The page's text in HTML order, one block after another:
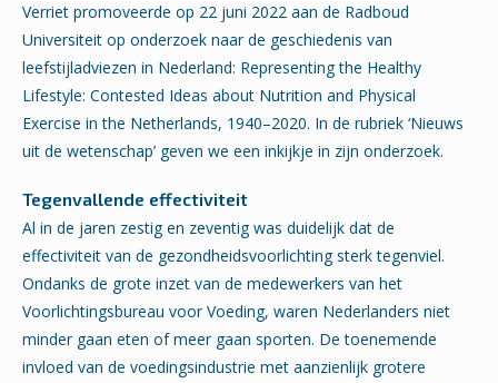
Verriet promoveerde op 22 juni 2022 aan de Radboud
Universiteit op onderzoek naar de geschiedenis van
leefstijladviezen in Nederland: Representing the Healthy
Lifestyle: Contested Ideas about Nutrition and Physical
Exercise in the Netherlands, 1940–2020. In de rubriek ‘Nieuws
uit de wetenschap’ geven we een inkijkje in zijn onderzoek.
Tegenvallende effectiviteit
Al in de jaren zestig en zeventig was duidelijk dat de
effectiviteit van de gezondheidsvoorlichting sterk tegenviel.
Ondanks de grote inzet van de medewerkers van het
Voorlichtingsbureau voor Voeding, waren Nederlanders niet
minder gaan eten of meer gaan sporten. De toenemende
invloed van de voedingsindustrie met aanzienlijk grotere